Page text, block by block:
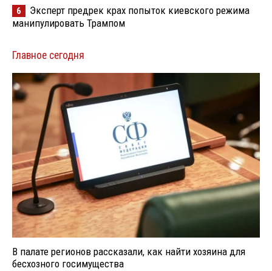
6
Эксперт предрек крах попыток киевского режима
манипулировать Трампом
Главное сегодня
В палате регионов рассказали, как найти хозяина для
бесхозного госимущества